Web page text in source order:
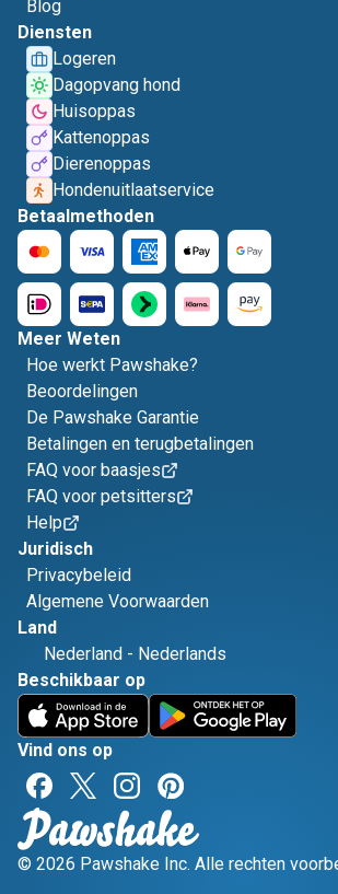
Blog
Diensten
Logeren
Dagopvang hond
Huisoppas
Kattenoppas
Dierenoppas
Hondenuitlaatservice
Betaalmethoden
Meer Weten
Hoe werkt Pawshake?
Beoordelingen
De Pawshake Garantie
Betalingen en terugbetalingen
FAQ voor baasjes
FAQ voor petsitters
Help
Juridisch
Privacybeleid
Algemene Voorwaarden
Land
Nederland - Nederlands
Beschikbaar op
Vind ons op
© 2026 Pawshake Inc. Alle rechten